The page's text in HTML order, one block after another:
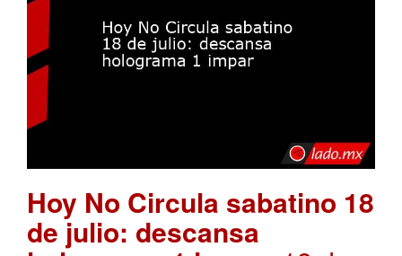
Hoy No Circula sabatino 18
de julio: descansa